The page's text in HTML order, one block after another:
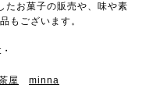
たお菓子の販売や、味や素
もございます。
屋 minna